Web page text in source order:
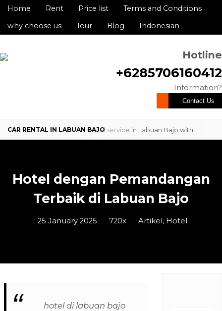
Home Rent Price list
Terms and Conditions
why choose us
Tour Blog Indonesian
Hotline
+6285706160412
Information?
Contact Us
Looking for a reliable car rental service in Labuan Bajo with
Hotel dengan Pemandangan
Terbaik di Labuan Bajo
25 January 2025 720x Artikel, Hotel
hotel di labuan bajo